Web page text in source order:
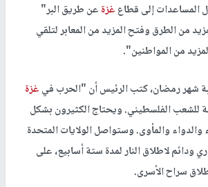
المساعدات إلى قطاعغزةعن طريق البر"
من الطرق وفتح المزيد من المعابر لتلقي
من المواطنين".
شهر رمضان، كتب الرئيس أن "الحرب فيغزة
للشعب الفلسطيني. ويحتاج الكثيرون بشكل
والدواء والمأوى. وستواصل الولايات المتحدة
لاطلاق النار لمدة ستة أسابيع، على
سراح الأسرى.